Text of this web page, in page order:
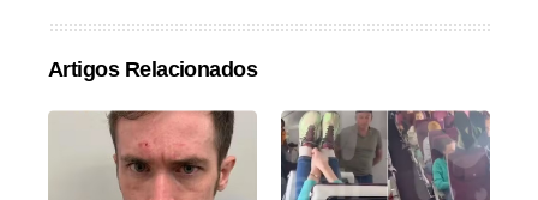
Artigos Relacionados